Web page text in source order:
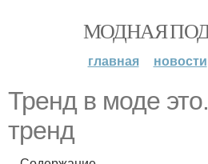
МОДНАЯ
главная новости
Тренд в моде
тренд